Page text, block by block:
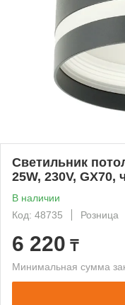
Светильник
25W, 230V, GX70,
В наличии
Код: 48735
Розница
6 220 ₸
Минимальная сумма